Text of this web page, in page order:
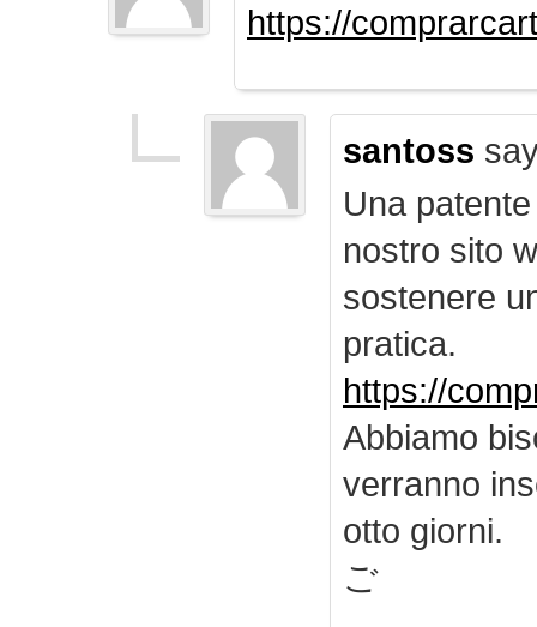
https://
santoss
Una
nostro sito
sostenere
pratica.
https://
Abbiamo
verranno
otto giorni.
ご